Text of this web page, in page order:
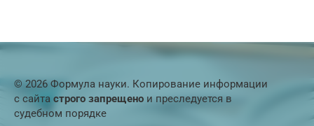
© 2026 Формула науки. Копирование информации
с сайта строго запрещено и преследуется в
судебном порядке